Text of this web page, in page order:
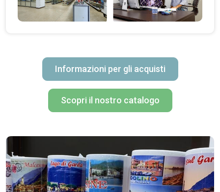
Informazioni per gli acquisti
Scopri il nostro catalogo